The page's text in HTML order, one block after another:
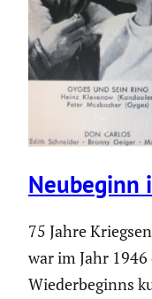
Neubeginn
75 Jahre
war im Jahr
Wiederbeginns